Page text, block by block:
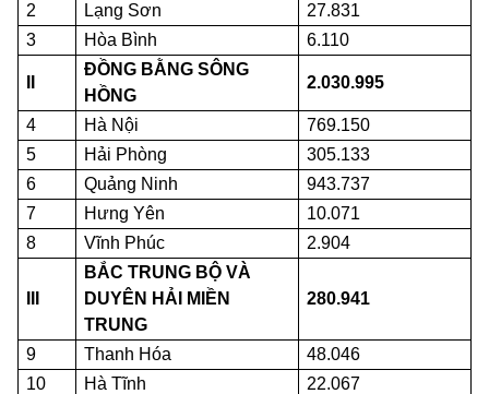
2
Lạng Sơn
27.831
3
Hòa Bình 6.110
ĐỒNG BẰNG SÔNG
HỒNG
2.030.995
4 Hà Nội
769.150
5
Hải Phòng
305.133
6
Quảng Ninh
943.737
7
Hưng Yên
10.071
8
Vĩnh Phúc 2.904
BẮC TRUNG BỘ VÀ
DUYÊN HẢI MIỀN
TRUNG
280.941
9 Thanh Hóa
48.046
10
Hà Tĩnh
22.067